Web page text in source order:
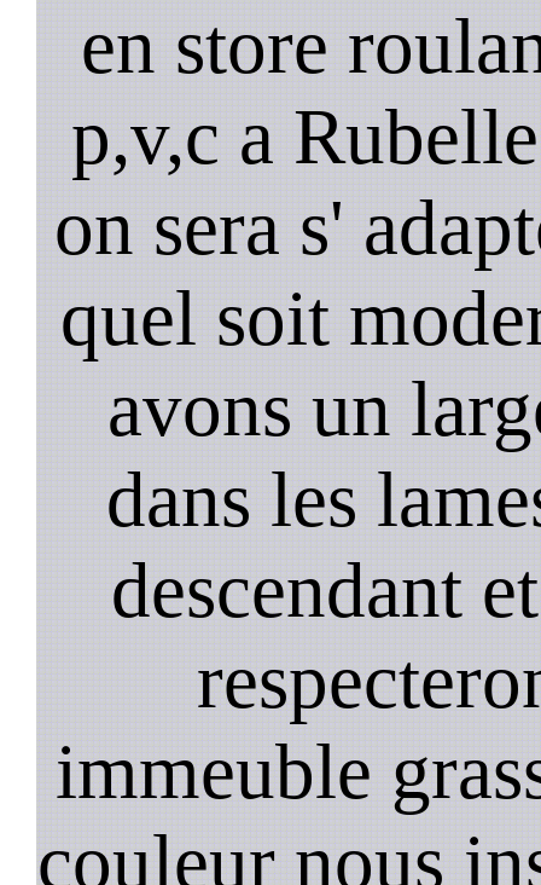
en store
p,v,c a
on sera s'
quel soit
avons un
dans les
descendant
immeuble
couleur nous